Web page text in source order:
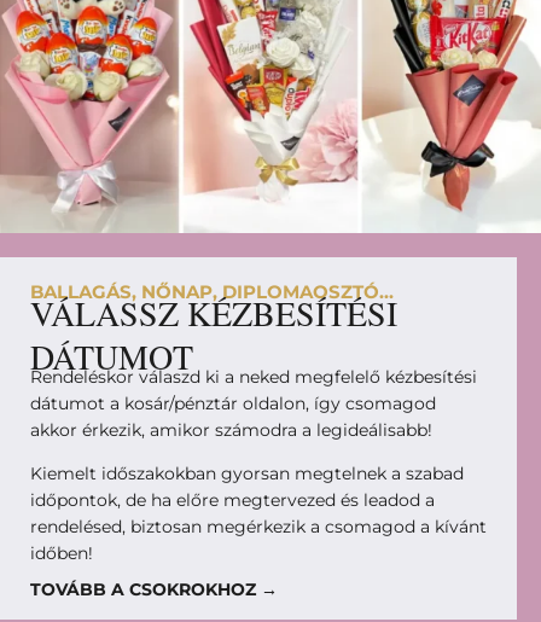
BALLAGÁS, NŐNAP, DIPLOMAOSZTÓ...
VÁLASSZ KÉZBESÍTÉSI
DÁTUMOT
Rendeléskor válaszd ki a neked megfelelő kézbesítési
dátumot a kosár/pénztár oldalon, így csomagod
akkor érkezik, amikor számodra a legideálisabb!
Kiemelt időszakokban gyorsan megtelnek a szabad
időpontok, de ha előre megtervezed és leadod a
rendelésed, biztosan megérkezik a csomagod a kívánt
időben!
TOVÁBB A CSOKROKHOZ →